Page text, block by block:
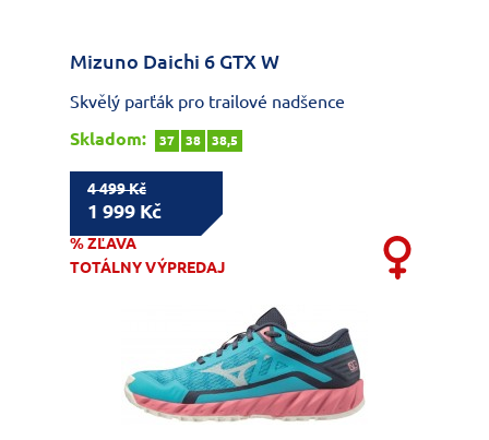
Mizuno Daichi 6 GTX W
Skvělý parťák pro trailové nadšence
Skladom:
37 38 38,5
4 499 Kč
1 999 Kč
% ZĽAVA
TOTÁLNY VÝPREDAJ